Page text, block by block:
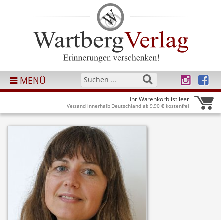
MENÜ
Ihr Warenkorb ist leer
Versand innerhalb Deutschland ab 9,90 € kostenfrei